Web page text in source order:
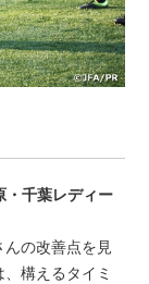
・千葉レディー
の改善点を見
構えるタイミ